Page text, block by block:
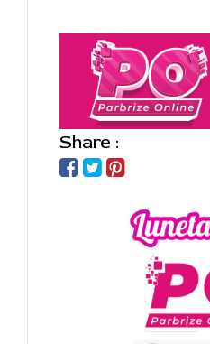
Share :